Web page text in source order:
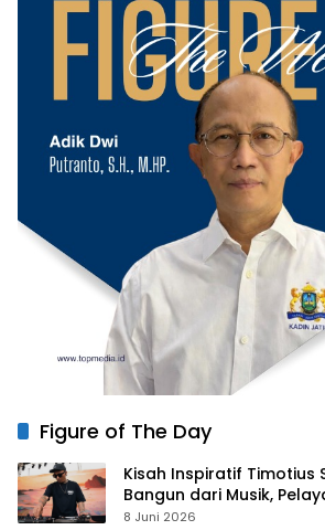
Figure of The Day
Kisah Inspiratif Timotius
Bangun dari Musik,
hingga Gurita Bisnis
8 Juni 2026